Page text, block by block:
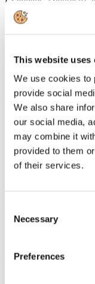
This website uses
We use cookies to
provide social
We also share
our social media,
may combine it
provided to them
of their services.
Selection
Necessary
Preferences
della UIC
organizzazione
stakeholder del
Leggi tutto...
Agosto
2026
News 2026
ROTTA SUL
Con l'apertura del
avvicinamento al 66°
Leggi tutto...